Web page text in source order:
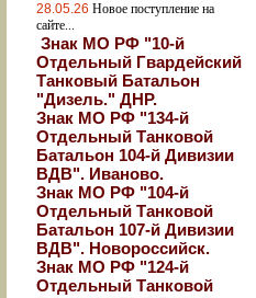
28.05.26 Новое поступление на
сайте...
Знак МО РФ "10-й
Отдельный Гвардейский
Танковый Батальон
"Дизель." ДНР.
Знак МО РФ "134-й
Отдельный Танковой
Батальон 104-й Дивизии
ВДВ". Иваново.
Знак МО РФ "104-й
Отдельный Танковой
Батальон 107-й Дивизии
ВДВ". Новороссийск.
Знак МО РФ "124-й
Отдельный Танковой